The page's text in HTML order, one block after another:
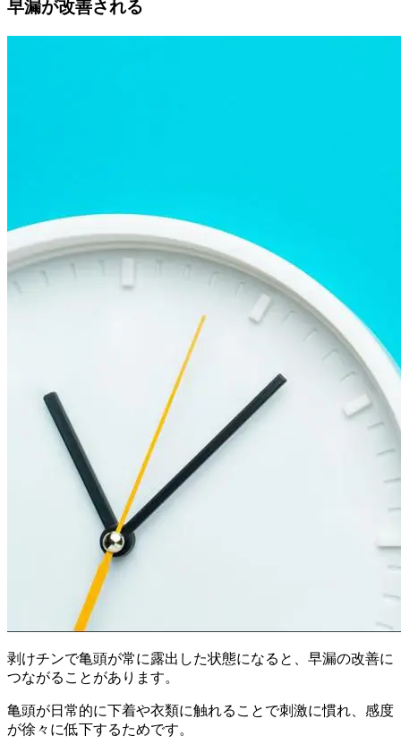
早漏が改善される
剥けチンで亀頭が常に露出した状態になると、早漏の改善に
つながることがあります。
亀頭が日常的に下着や衣類に触れることで刺激に慣れ、感度
が徐々に低下するためです。